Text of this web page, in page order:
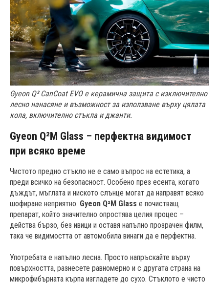
Gyeon Q² CanCoat EVO е керамична защита с изключително
лесно нанасяне и възможност за използване върху цялата
кола, включително стъкла и джанти.
Gyeon Q²M Glass – перфектна видимост
при всяко време
Чистото предно стъкло не е само въпрос на естетика, а
преди всичко на безопасност. Особено през есента, когато
дъждът, мъглата и ниското слънце могат да направят всяко
шофиране неприятно. Gyeon Q²M Glass е почистващ
препарат, който значително опростява целия процес –
действа бързо, без ивици и оставя напълно прозрачен филм,
така че видимостта от автомобила винаги да е перфектна.
Употребата е напълно лесна. Просто напръскайте върху
повърхността, разнесете равномерно и с другата страна на
микрофибърната кърпа изгладете до сухо. Стъклото е чисто